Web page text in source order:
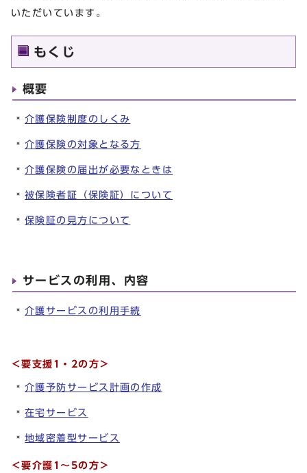
いただいています。
もくじ
概要
介護保険制度のしくみ
介護保険の対象となる方
介護保険の届出が必要なときは
被保険者証（保険証）について
保険証の見方について
サービスの利用、内容
介護サービスの利用手続
＜要支援1・2の方＞
介護予防サービス計画の作成
在宅サービス
地域密着型サービス
＜要介護1～5の方＞